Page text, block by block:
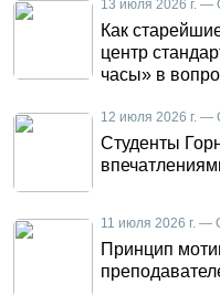
13 июля 2026 г. —
Как
центр
часы» в
12 июля 2026 г. —
Студенты
11 июля 2026 г. —
Принцип